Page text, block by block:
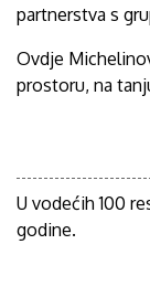
partnerstva s
Ovdje
prostoru, na
U vodećih 100
godine.